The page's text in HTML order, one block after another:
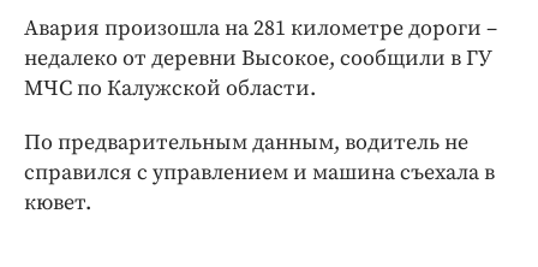
Бренд года
Работодатель года
Авария произошла на 281 километре дороги –
недалеко от деревни Высокое, сообщили в ГУ
МЧС по Калужской области.
По предварительным данным, водитель не
справился с управлением и машина съехала в
кювет.